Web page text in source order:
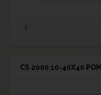
CS 2000 10-40X40 POM